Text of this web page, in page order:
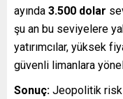
ayında 3.500 dolar
şu an bu seviyelere
yatırımcılar, yüksek
güvenli limanlara
Sonuç: Jeopolitik